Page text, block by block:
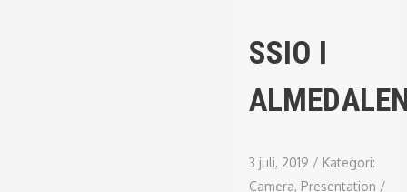
SSIO I
3 juli, 2019 / Kategori:
Camera, Presentation /